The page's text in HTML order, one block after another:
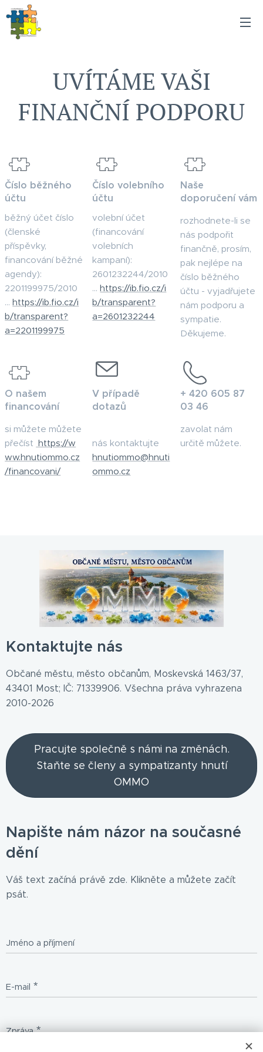
UVÍTÁME VAŠI
FINANČNÍ PODPORU
Číslo běžného
účtu
běžný účet číslo
(členské
příspěvky,
financování běžné
agendy):
2201199975/2010
...https://ib.fio.cz/i
b/transparent?
a=2201199975
Číslo volebního
účtu
volební účet
(financování
volebních
kampaní):
2601232244/2010
...https://ib.fio.cz/i
b/transparent?
a=2601232244
Naše
doporučení vám
rozhodnete-li se
nás podpořit
finančně, prosím,
pak nejlépe na
číslo běžného
účtu - vyjadřujete
nám podporu a
sympatie.
Děkujeme.
O našem
financování
si můžete můžete
přečíst https://w
ww.hnutiommo.cz
/financovani/
V případě
dotazů
nás kontaktujte
hnutiommo@hnuti
ommo.cz
+ 420 605 87
03 46
zavolat nám
určitě můžete.
Kontaktujte nás
Občané městu, město občanům, Moskevská 1463/37,
43401 Most; IČ: 71339906. Všechna práva vyhrazena
2010-2026
Pracujte společně s námi na změnách.
Staňte se členy a sympatizanty hnutí
OMMO
Napište nám názor na současné
dění
Váš text začíná právě zde. Klikněte a můžete začít
psát.
Jméno a příjmení
E-mail
Zpráva